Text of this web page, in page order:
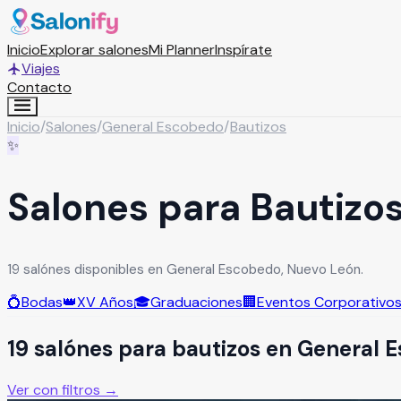
InicioExplorar salonesMi PlannerInspírate
Viajes
Contacto
Inicio/Salones/General Escobedo/Bautizos
✨
Salones para
19 salónes disponibles en General Escobedo, Nuevo León.
💍Bodas👑XV Años🎓Graduaciones🏢Eventos Corporativos
19 salónes para bautizos en General
Ver con filtros →